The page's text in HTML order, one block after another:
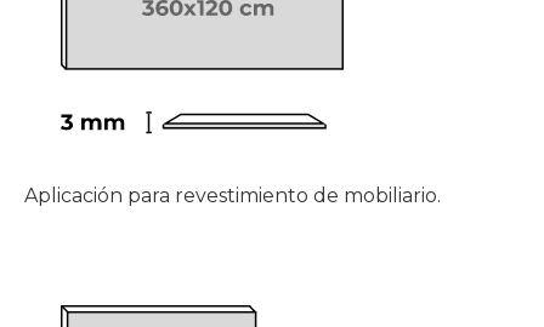
Aplicación para revestimiento de mobiliario.